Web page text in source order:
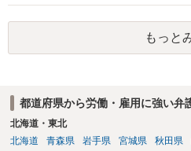
もっと
都道府県から労働・雇用に強い弁
北海道・東北
北海道
青森県 岩手県 宮城県 秋田県